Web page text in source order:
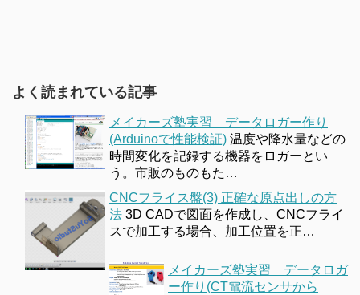
よく読まれている記事
メイカーズ塾実習 データロガー作り
(Arduinoで性能検証) 温度や降水量などの
時間変化を記録する機器をロガーとい
う。市販のものもた…
CNCフライス盤(3) 正確な原点出しの方
法 3D CADで図面を作成し、CNCフライ
スで加工する場合、加工位置を正…
メイカーズ塾実習 データロガ
ー作り(CT電流センサから